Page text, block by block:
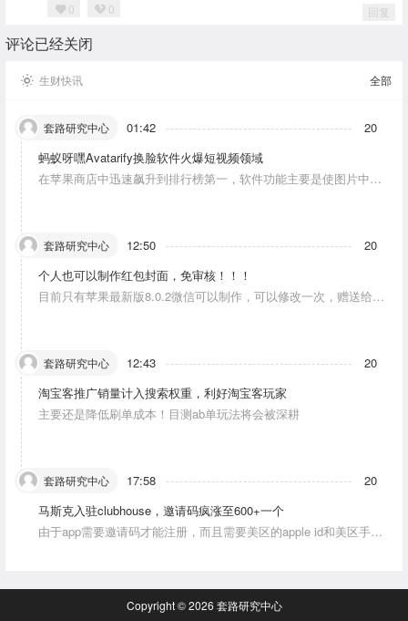
0 0 回复
评论已经关闭
生财快讯 全部
套路研究中心 01:42
20
蚂蚁呀嘿Avatarify换脸软件火爆短视频领域
在苹果商店中迅速飙升到排行榜第一，软件功能主要是使图片中的
套路研究中心 12:50
20
个人也可以制作红包封面，免审核！！！
目前只有苹果最新版8.0.2微信可以制作，可以修改一次，赠送给10
套路研究中心 12:43
20
淘宝客推广销量计入搜索权重，利好淘宝客玩家
主要还是降低刷单成本！目测ab单玩法将会被深耕
套路研究中心 17:58
20
马斯克入驻clubhouse，邀请码疯涨至600+一个
由于app需要邀请码才能注册，而且需要美区的apple id和美区手机
Copyright © 2026 套路研究中心